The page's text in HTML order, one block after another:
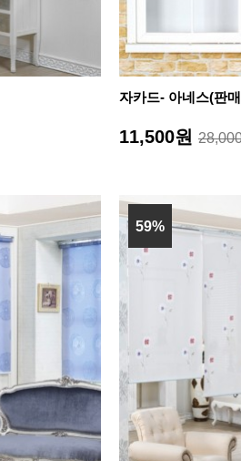
자카드- 아네스(판
11,500원
59%